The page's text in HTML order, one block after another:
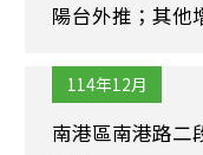
陽台外推；其他
114年12月
南港區南港路二